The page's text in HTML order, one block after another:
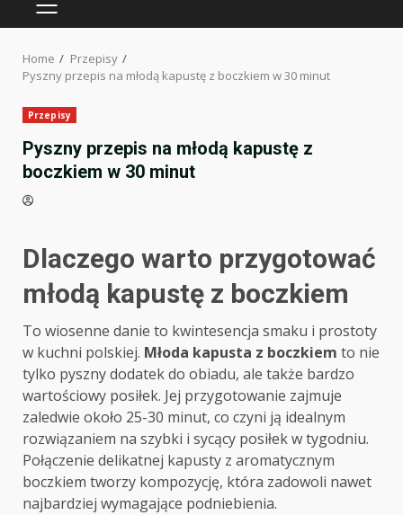
PRIMARY
Home
Przepisy
Pyszny przepis na młodą kapustę z boczkiem w 30 minut
Przepisy
Pyszny przepis na młodą kapustę z
boczkiem w 30 minut
Dlaczego warto przygotować
młodą kapustę z boczkiem
To wiosenne danie to kwintesencja smaku i prostoty
w kuchni polskiej. Młoda kapusta z boczkiem to nie
tylko pyszny dodatek do obiadu, ale także bardzo
wartościowy posiłek. Jej przygotowanie zajmuje
zaledwie około 25-30 minut, co czyni ją idealnym
rozwiązaniem na szybki i sycący posiłek w tygodniu.
Połączenie delikatnej kapusty z aromatycznym
boczkiem tworzy kompozycję, która zadowoli nawet
najbardziej wymagające podniebienia.